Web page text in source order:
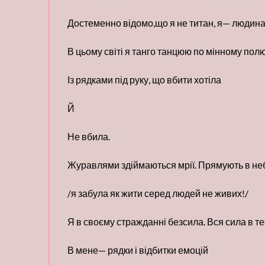
Достеменно відомо,що я не титан, я—
В цьому світі я танго танцюю по мінному
Із рядками під руку, що вбити хотіла
Й
Не вбила.
Журавлями здіймаються мрії. Прямують в
/я забула як жити серед людей не живих!/
Я в своєму стражданні безсила. Вся сила в
В мене— рядки і відбитки емоцій